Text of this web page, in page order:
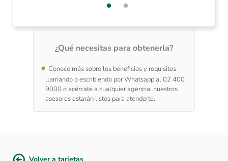
¿Qué necesitas para obtenerla?
Conoce más sobre los beneficios y requisitos
llamando o escribiendo por Whatsapp al 02 400
9000 o acércate a cualquier agencia, nuestros
asesores estarán listos para atenderte.